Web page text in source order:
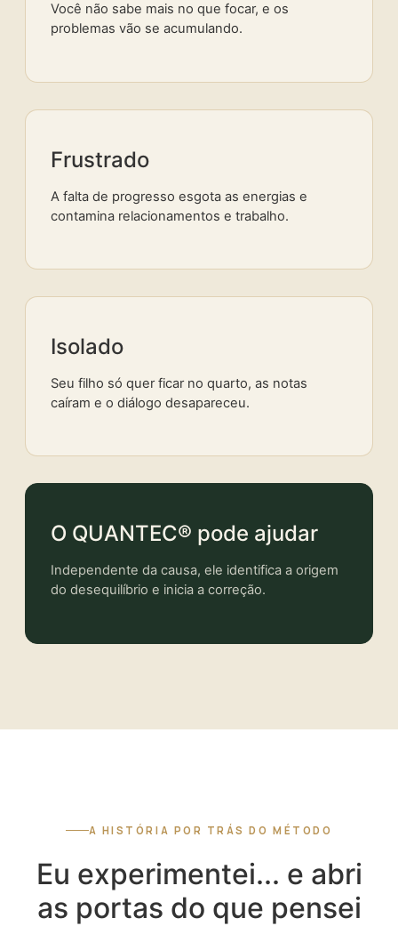
Você não sabe mais no que focar, e os
problemas vão se acumulando.
Frustrado
A falta de progresso esgota as energias e
contamina relacionamentos e trabalho.
Isolado
Seu filho só quer ficar no quarto, as notas
caíram e o diálogo desapareceu.
O QUANTEC® pode ajudar
Independente da causa, ele identifica a origem
do desequilíbrio e inicia a correção.
A HISTÓRIA POR TRÁS DO MÉTODO
Eu experimentei... e abri
as portas do que pensei